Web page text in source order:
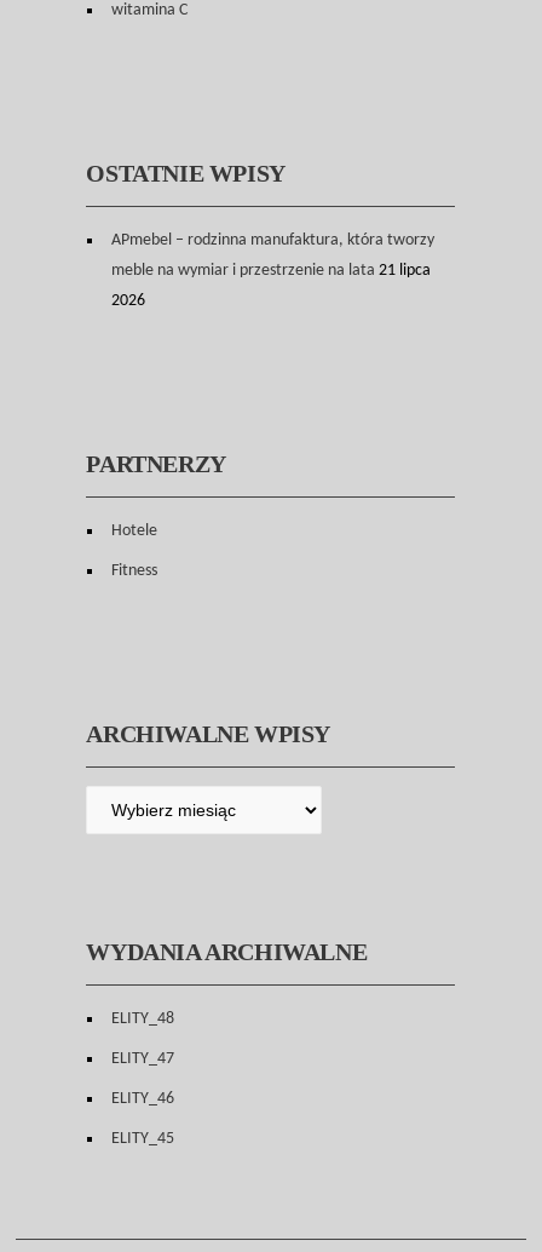
witamina C
OSTATNIE WPISY
APmebel – rodzinna manufaktura, która tworzy
meble na wymiar i przestrzenie na lata 21 lipca
2026
PARTNERZY
Hotele
Fitness
ARCHIWALNE WPISY
WYDANIA ARCHIWALNE
ELITY_48
ELITY_47
ELITY_46
ELITY_45